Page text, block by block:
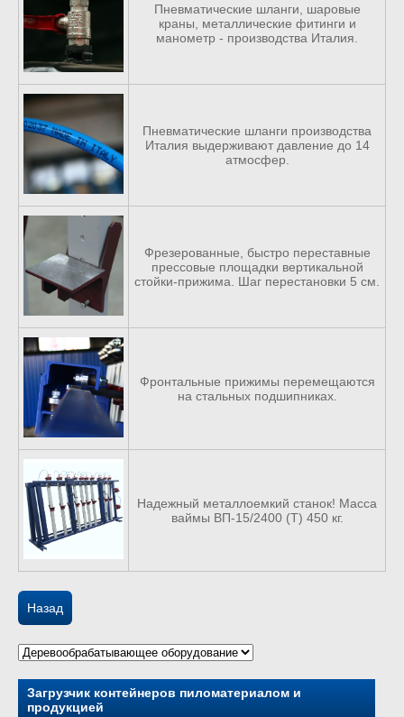
Пневматические шланги, шаровые
краны, металлические фитинги и
манометр - производства Италия.
Пневматические шланги производства
Италия выдерживают давление до 14
атмосфер.
Фрезерованные, быстро переставные
прессовые площадки вертикальной
стойки-прижима. Шаг перестановки 5 см.
Фронтальные прижимы перемещаются
на стальных подшипниках.
Надежный металлоемкий станок! Масса
ваймы ВП-15/2400 (Т) 450 кг.
Назад
Загрузчик контейнеров пиломатериалом и
продукцией